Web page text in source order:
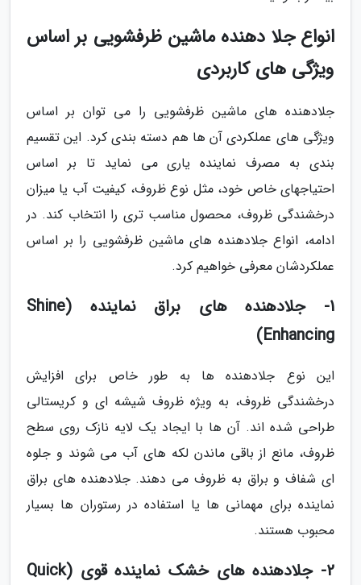
انواع جلا دهنده ماشین ظرفشویی بر اساس
ویژگی های کاربردی
جلادهنده های ماشین ظرفشویی را می توان بر اساس
ویژگی های عملکردی آن ها هم دسته بندی کرد. این تقسیم
بندی به مصرف نماینده یاری می نماید تا بر اساس
احتیاجهای خاص خود، مثل نوع ظروف، کیفیت آب یا میزان
درخشندگی ظروف، محصول مناسب تری را انتخاب کند. در
ادامه، انواع جلادهنده های ماشین ظرفشویی را بر اساس
عملکردشان معرفی خواهیم کرد.
1- جلادهنده های براق نماینده (Shine
Enhancing)
این نوع جلادهنده ها به طور خاص برای افزایش
درخشندگی ظروف، به ویژه ظروف شیشه ای و کریستالی
طراحی شده اند. آن ها با ایجاد یک لایه نازک روی سطح
ظروف، مانع از باقی ماندن لکه های آب می شوند و جلوه
ای شفاف و براق به ظروف می دهند. جلادهنده های براق
نماینده برای مهمانی ها یا استفاده در رستوران ها بسیار
محبوب هستند.
2- جلادهنده های خشک نماینده قوی (Quick